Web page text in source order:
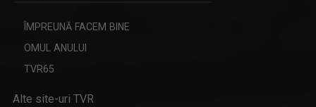
ÎMPREUNĂ FACEM BINE
OMUL ANULUI
TVR65
Alte site-uri TVR